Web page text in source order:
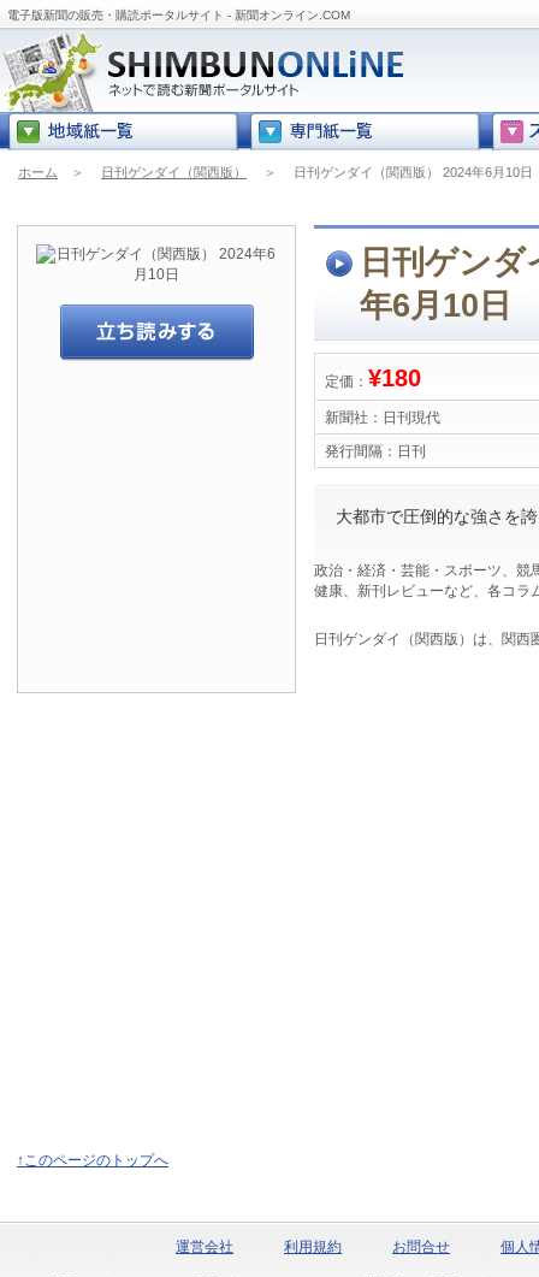
電子版新聞の販売・購読ポータルサイト - 新聞オンライン.COM
ホーム ＞ 日刊ゲンダイ（関西版） ＞ 日刊ゲンダイ（関西版） 2024年6月10日
日刊ゲン
年6月10日
定価： ¥180
新聞社： 日刊現代
発行間隔： 日刊
大都市で圧倒的な強さを
政治・経済・芸能・スポーツ、競
健康、新刊レビューなど、各コラ
日刊ゲンダイ（関西版）は、関
↑このページのトップへ
運営会社 利用規約 お問合せ 個人